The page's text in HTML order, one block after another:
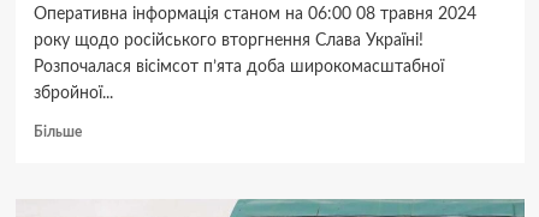
Оперативна інформація станом на 06:00 08 травня 2024
року щодо російського вторгнення Слава Україні!
Розпочалася вісімсот п’ята доба широкомасштабної
збройної...
БільшеДокладніше